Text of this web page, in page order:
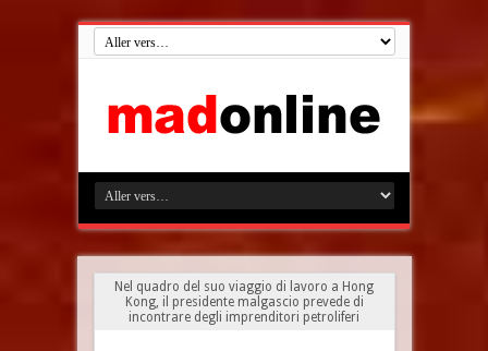
Nel quadro del suo viaggio di lavoro a Hong
Kong, il presidente malgascio prevede di
incontrare degli imprenditori petroliferi